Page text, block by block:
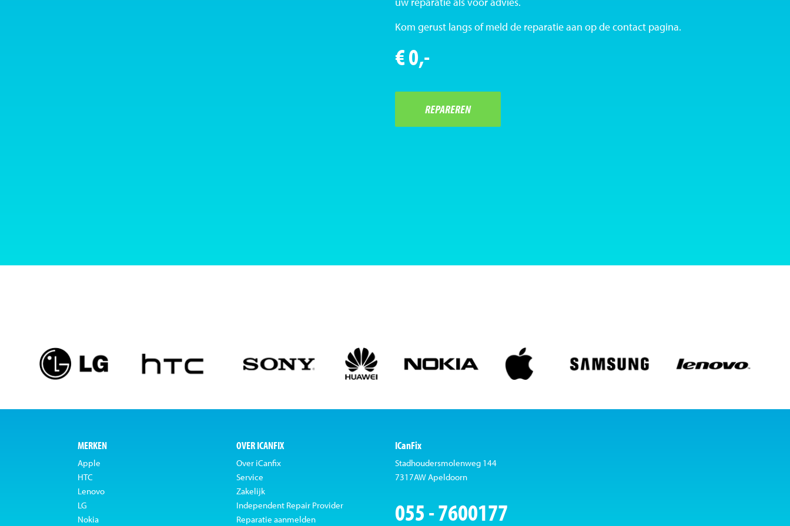
Kom gerust langs of meld de reparatie aan op de contact pagina.
€ 0,-
REPAREREN
MERKEN
Apple
HTC
Lenovo
LG
Nokia
OVER ICANFIX
Over iCanfix
Service
Zakelijk
Independent Repair Provider
Reparatie aanmelden
ICanFix
Stadhoudersmolenweg 144
7317AW Apeldoorn
055 - 7600177